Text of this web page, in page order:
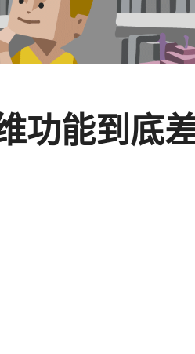
能到底